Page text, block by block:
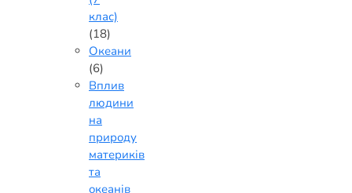
клас)
(18)
Океани
(6)
Вплив
людини
на
природу
материків
та
океанів